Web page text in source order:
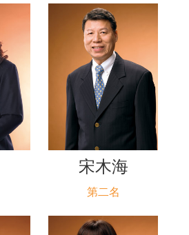
宋木海
第二名